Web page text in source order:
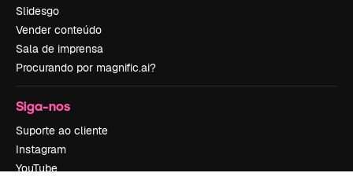
Slidesgo
Vender conteúdo
Sala de imprensa
Procurando por magnific.ai?
Siga-nos
Suporte ao cliente
Instagram
YouTube